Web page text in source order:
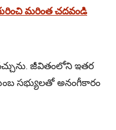
మరింత చదవండి
జీవితంలోని ఇతర
సభ్యులతో అనంగీకారం